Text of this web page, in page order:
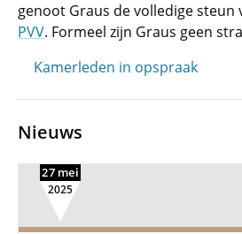
genoot Graus de volledige steun
PVV. Formeel zijn Graus geen
Kamerleden in opspraak
Nieuws
27 mei
2025